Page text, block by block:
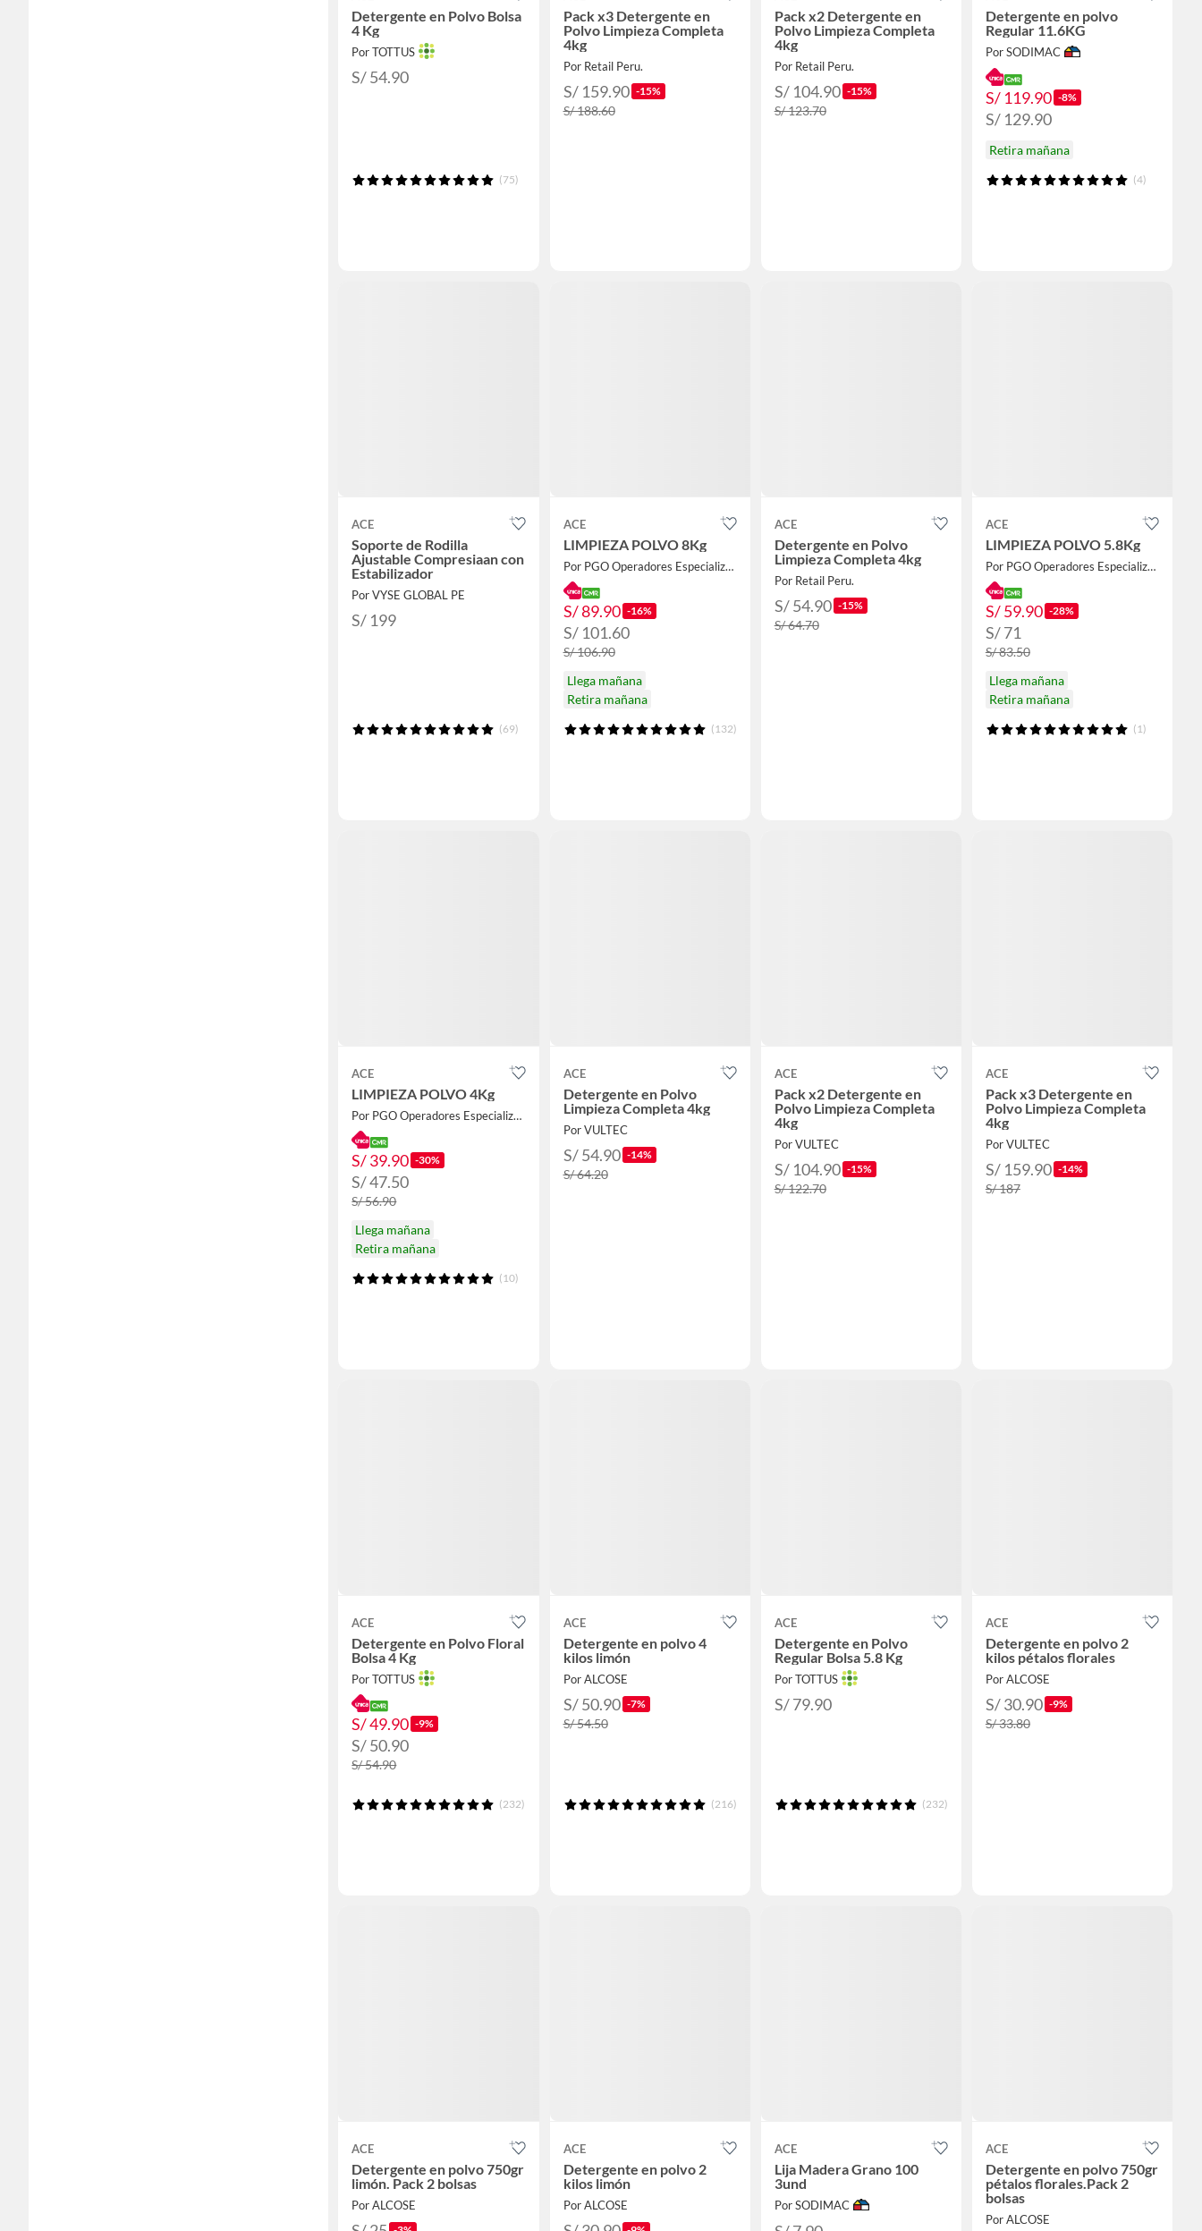
Detergente en Polvo Bolsa
4 Kg
Por TOTTUS
S/ 54.90
(75)
Pack x3 Detergente en
Polvo Limpieza Completa
4kg
Por Retail Peru.
S/ 159.90 -15%
S/ 188.60
Pack x2 Detergente en
Polvo Limpieza Completa
4kg
Por Retail Peru.
S/ 104.90 -15%
S/ 123.70
Detergente en polvo
Regular 11.6KG
Por SODIMAC
S/ 119.90 -8%
S/ 129.90
Retira mañana
(4)
ACE
Soporte de Rodilla
Ajustable Compresiaan con
Estabilizador
Por VYSE GLOBAL PE
S/ 199
(69)
ACE
LIMPIEZA POLVO 8Kg
Por PGO Operadores Especializados
S/ 89.90 -16%
S/ 101.60
S/ 106.90
Llega mañana
Retira mañana
(132)
ACE
Detergente en Polvo
Limpieza Completa 4kg
Por Retail Peru.
S/ 54.90 -15%
S/ 64.70
ACE
LIMPIEZA POLVO 5.8Kg
Por PGO Operadores Especializados
S/ 59.90 -28%
S/ 71
S/ 83.50
Llega mañana
Retira mañana
(1)
ACE
LIMPIEZA POLVO 4Kg
Por PGO Operadores Especializados
S/ 39.90 -30%
S/ 47.50
S/ 56.90
Llega mañana
Retira mañana
(10)
ACE
Detergente en Polvo
Limpieza Completa 4kg
Por VULTEC
S/ 54.90 -14%
S/ 64.20
ACE
Pack x2 Detergente en
Polvo Limpieza Completa
4kg
Por VULTEC
S/ 104.90 -15%
S/ 122.70
ACE
Pack x3 Detergente en
Polvo Limpieza Completa
4kg
Por VULTEC
S/ 159.90 -14%
S/ 187
ACE
Detergente en Polvo Floral
Bolsa 4 Kg
Por TOTTUS
S/ 49.90 -9%
S/ 50.90
S/ 54.90
(232)
ACE
Detergente en polvo 4
kilos limón
Por ALCOSE
S/ 50.90 -7%
S/ 54.50
(216)
ACE
Detergente en Polvo
Regular Bolsa 5.8 Kg
Por TOTTUS
S/ 79.90
(232)
ACE
Detergente en polvo 2
kilos pétalos florales
Por ALCOSE
S/ 30.90 -9%
S/ 33.80
ACE
Detergente en polvo 750gr
limón. Pack 2 bolsas
Por ALCOSE
ACE
Detergente en polvo 2
kilos limón
Por ALCOSE
ACE
Lija Madera Grano 100
3und
Por SODIMAC
ACE
Detergente en polvo 750gr
pétalos florales.Pack 2
bolsas
Por ALCOSE